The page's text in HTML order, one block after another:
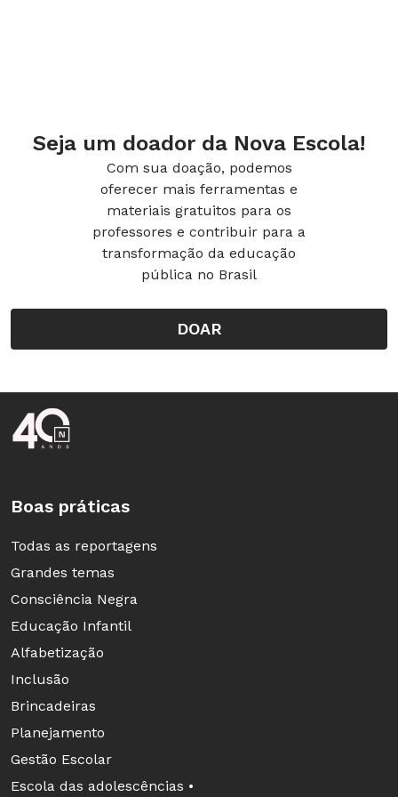
Desde outubro, o Google Meet permite
criar enquetes e perguntas e respostas
durante uma conversa ao vivo. Para usar
a funcionalidade (representada pelos
ícones de um triângulo, um quadrado e
organizador do evento tem autorização
chamada e abrir para outros
participantes responderem.
chamada de vídeo são enviados para o
Como regular microfone e câmera e
sair/remover pessoas da reunião
São três pequenos ícones, localizados no menu
serve para ativar ou “mutar” o microfone
Seja um doador da Nova Escola!
Com sua doação, podemos
oferecer mais ferramentas e
materiais gratuitos para os
professores e contribuir para a
transformação da educação
pública no Brasil
DOAR
Rodapé da Nova Escola
Boas práticas
Todas as reportagens
Grandes temas
Consciência Negra
Educação Infantil
Alfabetização
Inclusão
Brincadeiras
Planejamento
Gestão Escolar
Escola das adolescências •